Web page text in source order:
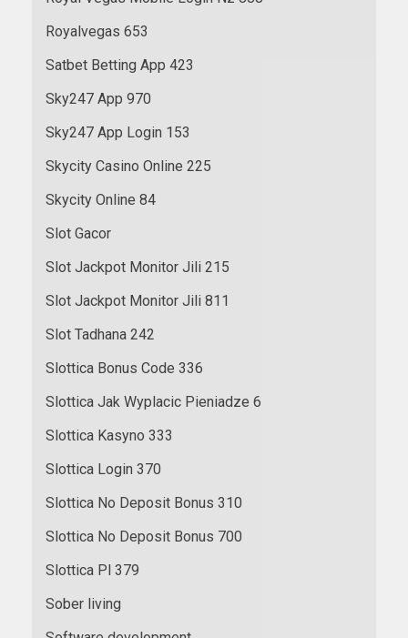
Royalvegas 653
Satbet Betting App 423
Sky247 App 970
Sky247 App Login 153
Skycity Casino Online 225
Skycity Online 84
Slot Gacor
Slot Jackpot Monitor Jili 215
Slot Jackpot Monitor Jili 811
Slot Tadhana 242
Slottica Bonus Code 336
Slottica Jak Wyplacic Pieniadze 6
Slottica Kasyno 333
Slottica Login 370
Slottica No Deposit Bonus 310
Slottica No Deposit Bonus 700
Slottica Pl 379
Sober living